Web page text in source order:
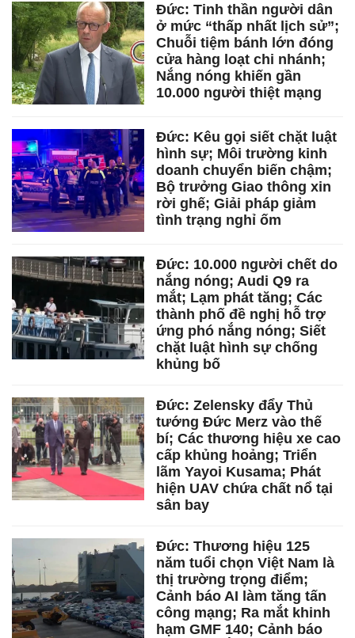
Đức: Tinh thần người dân
ở mức “thấp nhất lịch sử”;
Chuỗi tiệm bánh lớn đóng
cửa hàng loạt chi nhánh;
Nắng nóng khiến gần
10.000 người thiệt mạng
Đức: Kêu gọi siết chặt luật
hình sự; Môi trường kinh
doanh chuyển biến chậm;
Bộ trưởng Giao thông xin
rời ghế; Giải pháp giảm
tình trạng nghỉ ốm
Đức: 10.000 người chết do
nắng nóng; Audi Q9 ra
mắt; Lạm phát tăng; Các
thành phố đề nghị hỗ trợ
ứng phó nắng nóng; Siết
chặt luật hình sự chống
khủng bố
Đức: Zelensky đẩy Thủ
tướng Đức Merz vào thế
bí; Các thương hiệu xe cao
cấp khủng hoảng; Triển
lãm Yayoi Kusama; Phát
hiện UAV chứa chất nổ tại
sân bay
Đức: Thương hiệu 125
năm tuổi chọn Việt Nam là
thị trường trọng điểm;
Cảnh báo AI làm tăng tấn
công mạng; Ra mắt khinh
hạm GMF 140; Cảnh báo